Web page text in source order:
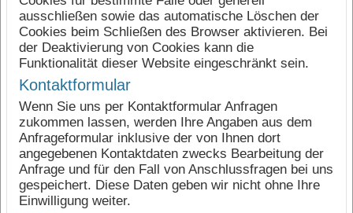
ausschließen sowie das automatische Löschen der
Cookies beim Schließen des Browser aktivieren. Bei
der Deaktivierung von Cookies kann die
Funktionalität dieser Website eingeschränkt sein.
Kontaktformular
Wenn Sie uns per Kontaktformular Anfragen
zukommen lassen, werden Ihre Angaben aus dem
Anfrageformular inklusive der von Ihnen dort
angegebenen Kontaktdaten zwecks Bearbeitung der
Anfrage und für den Fall von Anschlussfragen bei uns
gespeichert. Diese Daten geben wir nicht ohne Ihre
Einwilligung weiter.